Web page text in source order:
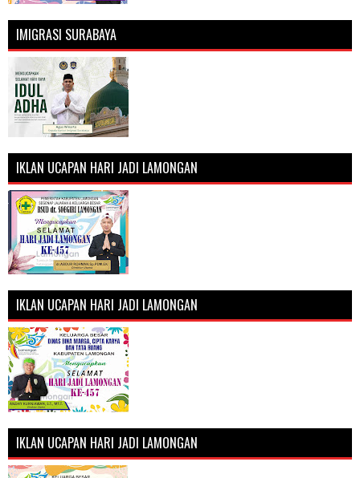
IMIGRASI SURABAYA
IKLAN UCAPAN HARI JADI LAMONGAN
IKLAN UCAPAN HARI JADI LAMONGAN
IKLAN UCAPAN HARI JADI LAMONGAN